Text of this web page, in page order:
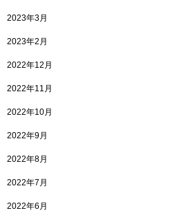
2023年3月
2023年2月
2022年12月
2022年11月
2022年10月
2022年9月
2022年8月
2022年7月
2022年6月